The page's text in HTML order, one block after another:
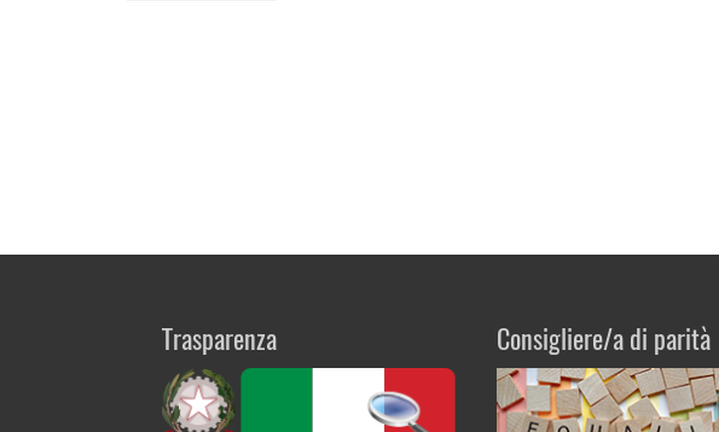
Trasparenza Consigliere/a di parità